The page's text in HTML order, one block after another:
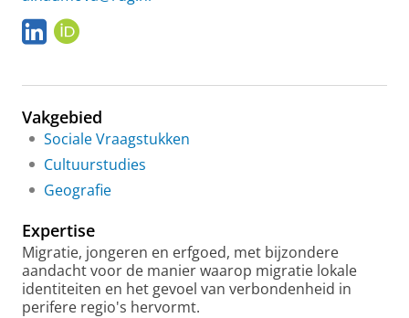
L
i
k
d
I
n
I
Vakgebied
Sociale Vraagstukken
Cultuurstudies
Geografie
Expertise
Migratie, jongeren en erfgoed, met bijzondere
aandacht voor de manier waarop migratie lokale
identiteiten en het gevoel van verbondenheid in
perifere regio's hervormt.